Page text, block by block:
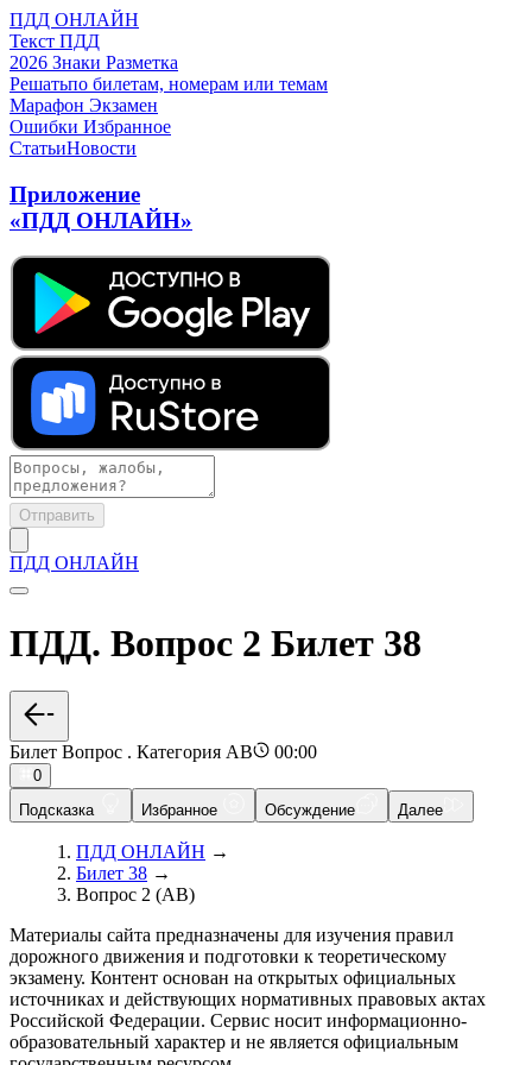
ПДД ОНЛАЙН
Текст ПДД
2026 Знаки Разметка
Решатьпо билетам, номерам или темам
Марафон Экзамен
Ошибки Избранное
СтатьиНовости
Приложение
«ПДД ОНЛАЙН»
Отправить
ПДД ОНЛАЙН
ПДД. Вопрос 2 Билет 38
Билет Вопрос . Категория AB 00:00
0
Подсказка
Избранное Обсуждение Далее
ПДД ОНЛАЙН →
Билет 38 →
Вопрос 2 (AB)
Материалы сайта предназначены для изучения правил
дорожного движения и подготовки к теоретическому
экзамену. Контент основан на открытых официальных
источниках и действующих нормативных правовых актах
Российской Федерации. Сервис носит информационно-
образовательный характер и не является официальным